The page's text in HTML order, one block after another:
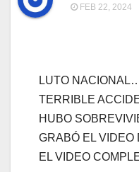
FEB 22, 2024
LUTO
TERRIBLE
HUBO
GRABÓ EL VIDEO
EL VIDEO